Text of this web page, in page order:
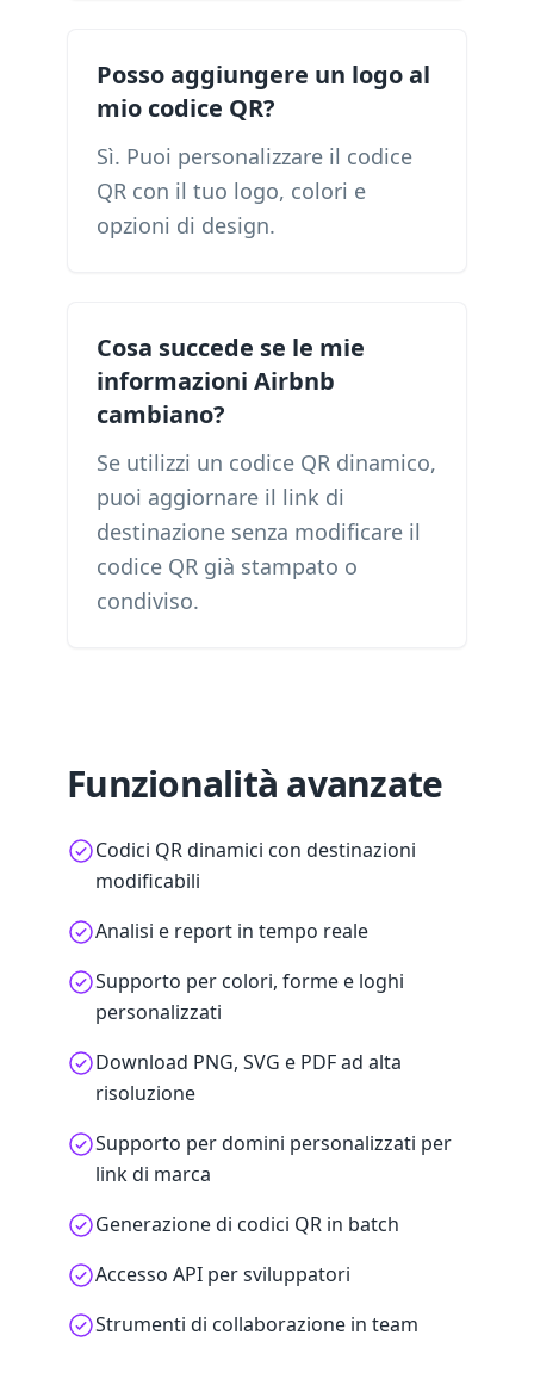
Posso aggiungere un logo al
mio codice QR?
Sì. Puoi personalizzare il codice
QR con il tuo logo, colori e
opzioni di design.
Cosa succede se le mie
informazioni Airbnb
cambiano?
Se utilizzi un codice QR dinamico,
puoi aggiornare il link di
destinazione senza modificare il
codice QR già stampato o
condiviso.
Funzionalità avanzate
Codici QR dinamici con destinazioni
modificabili
Analisi e report in tempo reale
Supporto per colori, forme e loghi
personalizzati
Download PNG, SVG e PDF ad alta
risoluzione
Supporto per domini personalizzati per
link di marca
Generazione di codici QR in batch
Accesso API per sviluppatori
Strumenti di collaborazione in team